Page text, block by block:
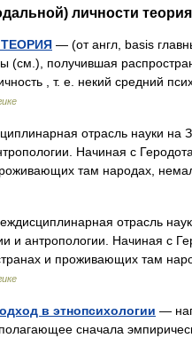
личности
— (от англ, basis
(см.), получившая
, т. е. некий средний
отрасль науки на
Начиная с
там народах,
отрасль
и антропологии. Начиная с
и проживающих там
в этнопсихологии —
сначала